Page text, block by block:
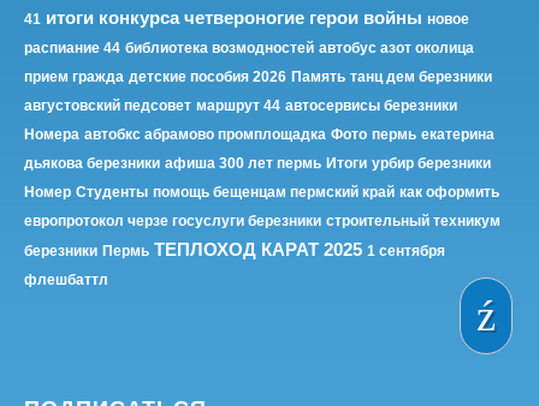
41 итоги конкурса четвероногие герои войны новое
распиание 44 библиотека возмодностей автобус азот околица
прием гражда детские пособия 2026 Память танц дем березники
августовский педсовет маршрут 44 автосервисы березники
Номера автобкс абрамово промплощадка Фото пермь екатерина
дьякова березники афиша 300 лет пермь Итоги урбир березники
Номер Студенты помощь бещенцам пермский край как оформить
европротокол черзе госуслуги березники строительный техникум
березники Пермь ТЕПЛОХОД КАРАТ 2025 1 сентября
флешбаттл